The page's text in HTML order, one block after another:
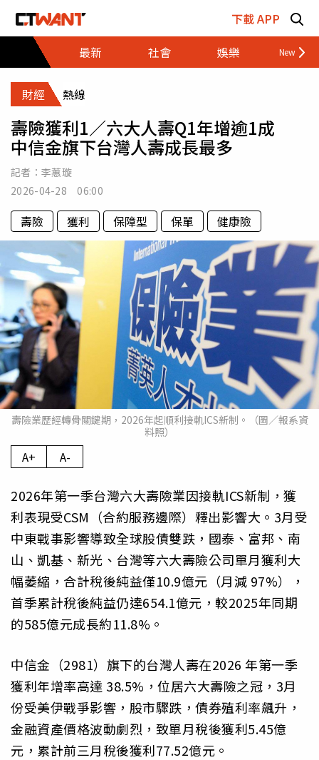
下載 APP
最新
社會 娛樂 財經
財經 熱線
壽險獲利1／六大人壽Q1年增逾1成
中信金旗下台灣人壽成長最多
記者： 李蕙璇
2026-04-28 06:00
壽險 獲利 保障型 保單 健康險
壽險業歷經轉骨關鍵期，2026年起順利接軌ICS新制。（圖／報系資
料照）
A+ A-
2026年第一季台灣六大壽險業因接軌ICS新制，獲
利表現受CSM（合約服務邊際）釋出影響大。3月受
中東戰事影響導致全球股債雙跌，國泰、富邦、南
山、凱基、新光、台灣等六大壽險公司單月獲利大
幅萎縮，合計稅後純益僅10.9億元（月減 97%），
首季累計稅後純益仍達654.1億元，較2025年同期
的585億元成長約11.8%。
中信金（2981）旗下的台灣人壽在2026 年第一季
獲利年增率高達 38.5%，位居六大壽險之冠，3月
份受美伊戰爭影響，股市驟跌，債券殖利率飆升，
金融資產價格波動劇烈，致單月稅後獲利5.45億
元，累計前三月稅後獲利77.52億元。